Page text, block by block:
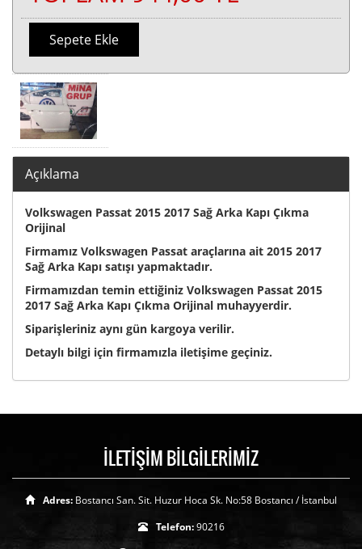
Sepete Ekle
Açıklama
Volkswagen Passat 2015 2017 Sağ Arka Kapı Çıkma
Orijinal
Firmamız Volkswagen Passat araçlarına ait 2015 2017
Sağ Arka Kapı satışı yapmaktadır.
Firmamızdan temin ettiğiniz Volkswagen Passat 2015
2017 Sağ Arka Kapı Çıkma Orijinal muhayyerdir.
Siparişleriniz aynı gün kargoya verilir.
Detaylı bilgi için firmamızla iletişime geçiniz.
İLETİŞİM BİLGİLERİMİZ
Adres: Bostancı San. Sit. Huzur Hoca Sk. No:58 Bostancı / İstanbul
Telefon:90216